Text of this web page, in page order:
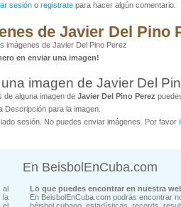
sesión o registrate para hacer algún comentario.
de Javier Del Pino
imágenes de Javier Del Pino Perez
en enviar una imagen!
imagen de Javier Del
de alguna imagen de Javier Del Pino Perez
Descripción para la imagen.
sesión. No puedes enviar imágenes. Por favor
al
la
En BeisbolEnCuba.com
Lo que puedes encontrar en nuestra
En BeisbolEnCuba.com podrás encontrar